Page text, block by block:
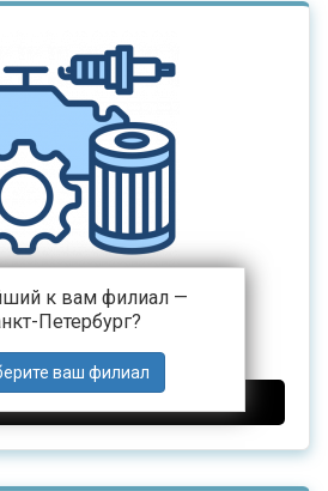
к вам филиал —
Петербург?
C9 HONGYAN
504 ₽